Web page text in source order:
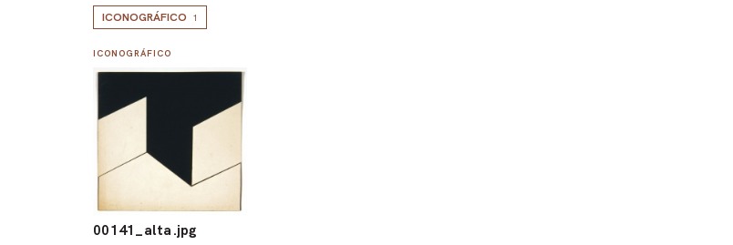
ICONOGRÁFICO 1
ICONOGRÁFICO
00141_alta.jpg